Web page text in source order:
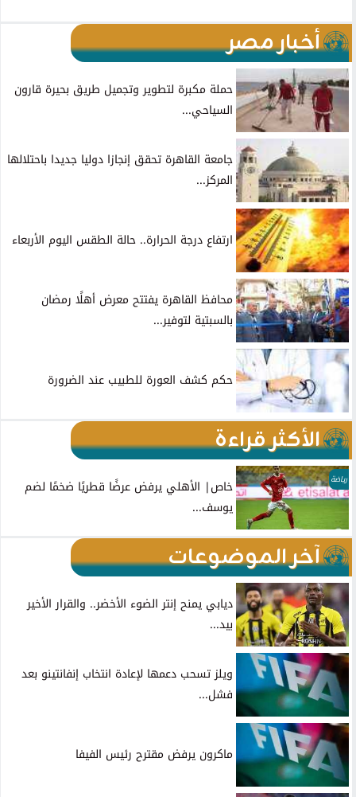
أخبار مصر
حملة مكبرة لتطوير وتجميل طريق بحيرة قارون
السياحي...
جامعة القاهرة تحقق إنجازا دوليا جديدا باحتلالها
المركز...
ارتفاع درجة الحرارة.. حالة الطقس اليوم الأربعاء
محافظ القاهرة يفتتح معرض أهلًا رمضان
بالسبتية لتوفير...
حكم كشف العورة للطبيب عند الضرورة
الأكثر قراءة
رياضة
خاص| الأهلي يرفض عرضًا قطريًا ضخمًا لضم
يوسف...
آخر الموضوعات
ديابي يمنح إنتر الضوء الأخضر.. والقرار الأخير
بيد...
ويلز تسحب دعمها لإعادة انتخاب إنفانتينو بعد
فشل...
ماكرون يرفض مقترح رئيس الفيفا